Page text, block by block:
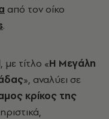
από τον οίκο
.
τίτλο «Η Μεγάλη
», αναλύει σε
κρίκος της